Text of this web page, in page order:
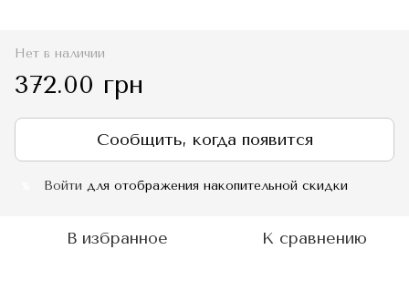
Нет в наличии
372.00 грн
Сообщить, когда появится
Войти для отображения накопительной скидки
В избранное К сравнению